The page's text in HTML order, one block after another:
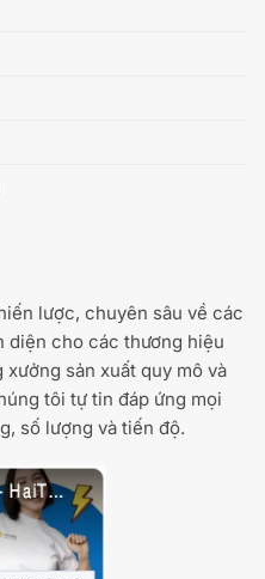
lược, chuyên sâu về các
diện cho các thương hiệu
sản xuất quy mô và
tôi tự tin đáp ứng mọi
số lượng và tiến độ.